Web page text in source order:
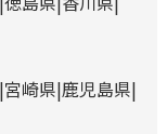
宮崎県 鹿児島県